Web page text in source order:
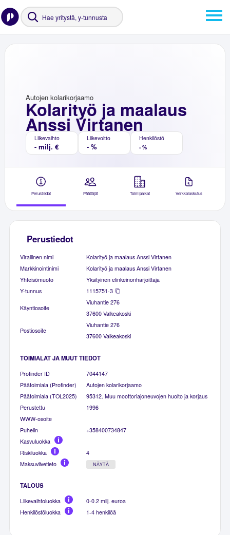
Kolarityö ja maalaus
Anssi Virtanen
Autojen kolarikorjaamo
Liikevaihto
- milj. €
Liikevoitto
- %
Henkilöstö
- %
Perustiedot Päättäjät Toimipaikat Verkkolaskutus
Perustiedot
Virallinen nimi
Kolarityö ja maalaus Anssi Virtanen
Markkinointinimi
Kolarityö ja maalaus Anssi Virtanen
Yhteisömuoto
Yksityinen elinkeinonharjoittaja
Y-tunnus
1115751-3
Käyntiosoite
Viuhantie 276
37600 Valkeakoski
Postiosoite
Viuhantie 276
37600 Valkeakoski
TOIMIALAT JA MUUT TIEDOT
Profinder ID
7044147
Päätoimiala (Profinder)
Autojen kolarikorjaamo
Päätoimiala (TOL2025)
95312. Muu moottoriajoneuvojen huolto ja korjaus
Perustettu
1996
WWW-osoite
Puhelin
+358400734847
Kasvuluokka
Riskiluokka
4
Maksuviivetieto
NÄYTÄ
TALOUS
Liikevaihtoluokka
0-0.2 milj. euroa
Henkilöstöluokka
1-4 henkilöä